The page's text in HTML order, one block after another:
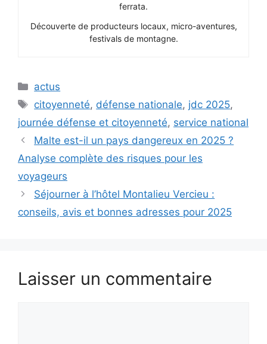
ferrata.
Découverte de producteurs locaux, micro-aventures,
festivals de montagne.
Catégories
actus
Étiquettes
citoyenneté, défense nationale, jdc 2025,
journée défense et citoyenneté, service national
Malte est-il un pays dangereux en 2025 ?
Analyse complète des risques pour les
voyageurs
Séjourner à l’hôtel Montalieu Vercieu :
conseils, avis et bonnes adresses pour 2025
Laisser un commentaire